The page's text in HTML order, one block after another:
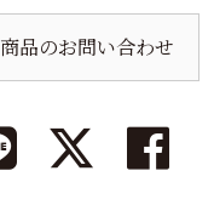
商品のお問い合わせ